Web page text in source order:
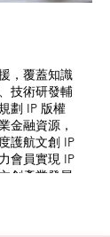
，覆蓋知識
技術研發輔
劃 IP 版權
金融資源，
護航文創 IP
會員實現 IP
創產業發展